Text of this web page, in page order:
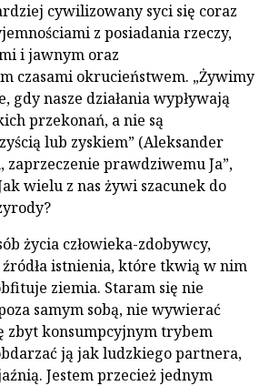
cywilizowany syci się coraz
z posiadania rzeczy,
i jawnym oraz
czasami okrucieństwem. „Żywimy
gdy nasze działania wypływają
przekonań, a nie są
lub zyskiem” (Aleksander
zaprzeczenie prawdziwemu Ja”,
wielu z nas żywi szacunek do
życia człowieka-zdobywcy,
istnienia, które tkwią w nim
ziemia. Staram się nie
samym sobą, nie wywierać
zbyt konsumpcyjnym trybem
ją jak ludzkiego partnera,
Jestem przecież jednym